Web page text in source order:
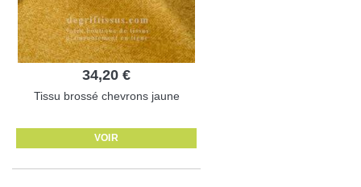
34,20 €
Tissu brossé chevrons jaune
VOIR